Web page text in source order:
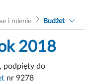
i mienie Budżet
2018
podpięty do
nr 9278